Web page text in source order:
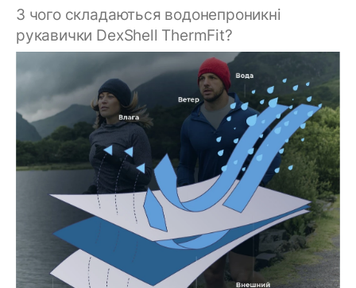
З чого складаються водонепроникні
рукавички DexShell ThermFit?